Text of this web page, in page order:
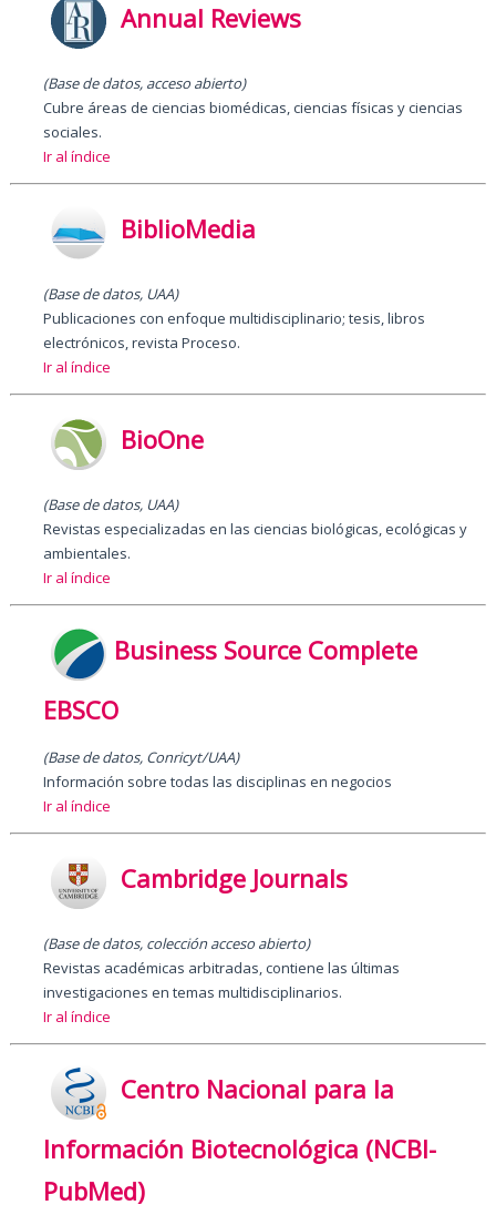
Annual Reviews
(Base de datos, acceso abierto)
Cubre áreas de ciencias biomédicas, ciencias físicas y ciencias
sociales.
Ir al índice
BiblioMedia
(Base de datos, UAA)
Publicaciones con enfoque multidisciplinario; tesis, libros
electrónicos, revista Proceso.
Ir al índice
BioOne
(Base de datos, UAA)
Revistas especializadas en las ciencias biológicas, ecológicas y
ambientales.
Ir al índice
Business Source Complete
EBSCO
(Base de datos, Conricyt/UAA)
Información sobre todas las disciplinas en negocios
Ir al índice
Cambridge Journals
(Base de datos, colección acceso abierto)
Revistas académicas arbitradas, contiene las últimas
investigaciones en temas multidisciplinarios.
Ir al índice
Centro Nacional para la
Información Biotecnológica (NCBI-
PubMed)